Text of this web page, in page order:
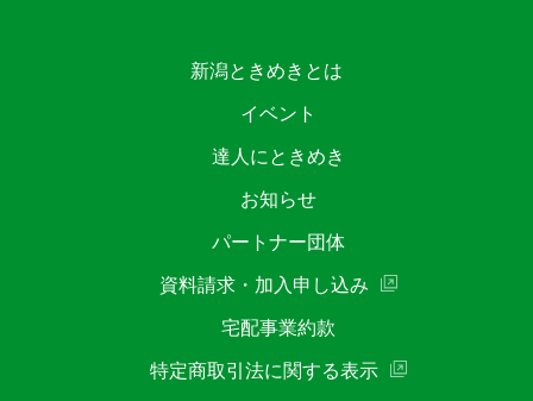
新潟ときめきとは
イベント
達人にときめき
お知らせ
パートナー団体
資料請求・加入申し込み
宅配事業約款
特定商取引法に関する表示